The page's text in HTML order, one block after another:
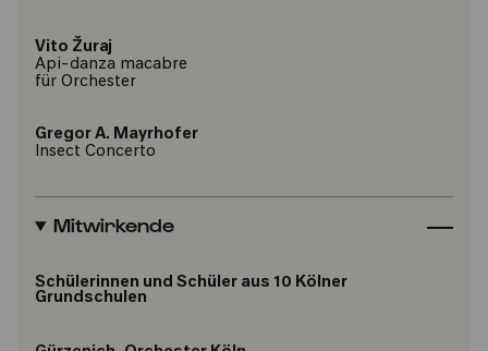
Vito Žuraj
Api-danza macabre
für Orchester
Gregor A. Mayrhofer
Insect Concerto
Mitwirkende
Schülerinnen und Schüler aus 10 Kölner
Grundschulen